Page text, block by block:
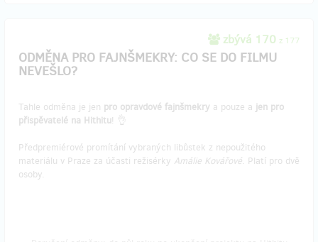
zbývá 170 z 177
ODMĚNA PRO FAJNŠMEKRY: CO SE DO FILMU
NEVEŠLO?
Tahle odměna je jen pro opravdové fajnšmekry a pouze a jen pro
přispěvatelé na Hithitu! 👌
Předpremiérové promítání vybraných libůstek z nepoužitého
materiálu v Praze za účasti režisérky Amálie Kovářové. Platí pro dvě
osoby.